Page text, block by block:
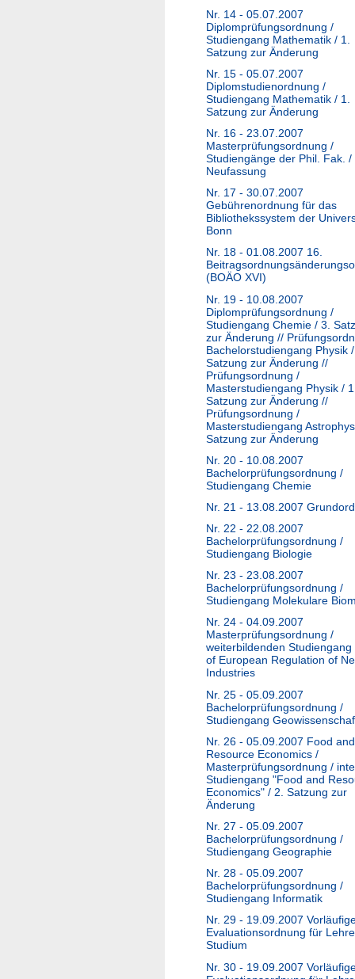
Nr. 14 - 05.07.2007
Diplomprüfungsordnung /
Studiengang Mathematik / 1.
Satzung zur Änderung
Nr. 15 - 05.07.2007
Diplomstudienordnung /
Studiengang Mathematik / 1.
Satzung zur Änderung
Nr. 16 - 23.07.2007
Masterprüfungsordnung /
Studiengänge der Phil. Fak. /
Neufassung
Nr. 17 - 30.07.2007
Gebührenordnung für das
Bibliothekssystem der
Bonn
Nr. 18 - 01.08.2007 16.
(BOÄO XVI)
Nr. 19 - 10.08.2007
Diplomprüfungsordnung /
Studiengang Chemie / 3.
zur Änderung //
Bachelorstudiengang Physik
Satzung zur Änderung //
Prüfungsordnung /
Masterstudiengang Physik /
Satzung zur Änderung //
Prüfungsordnung /
Masterstudiengang
Satzung zur Änderung
Nr. 20 - 10.08.2007
Bachelorprüfungsordnung /
Studiengang Chemie
Nr. 21 - 13.08.2007
Nr. 22 - 22.08.2007
Bachelorprüfungsordnung /
Studiengang Biologie
Nr. 23 - 23.08.2007
Bachelorprüfungsordnung /
Studiengang Molekulare
Nr. 24 - 04.09.2007
Masterprüfungsordnung /
weiterbildenden Studiengang
of European Regulation of
Industries
Nr. 25 - 05.09.2007
Bachelorprüfungsordnung /
Studiengang
Nr. 26 - 05.09.2007 Food and
Resource Economics /
Masterprüfungsordnung /
Studiengang "Food and
Economics" / 2. Satzung zur
Änderung
Nr. 27 - 05.09.2007
Bachelorprüfungsordnung /
Studiengang Geographie
Nr. 28 - 05.09.2007
Bachelorprüfungsordnung /
Studiengang Informatik
Nr. 29 - 19.09.2007
Evaluationsordnung für
Studium
Nr. 30 - 19.09.2007